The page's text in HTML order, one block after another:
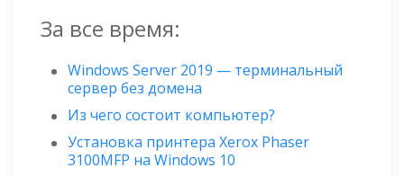
За все время:
Windows Server 2019 — терминальный
сервер без домена
Из чего состоит компьютер?
Установка принтера Xerox Phaser
3100MFP на Windows 10